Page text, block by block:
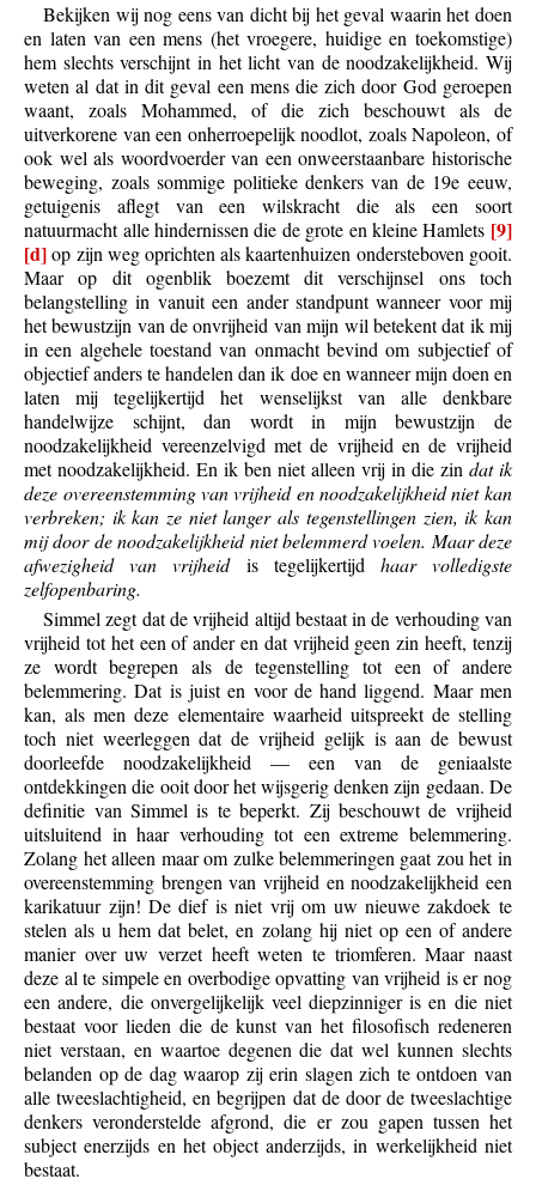
Bekijken wij nog eens van dicht bij het geval waarin het doen
en laten van een mens (het vroegere, huidige en toekomstige)
hem slechts verschijnt in het licht van de noodzakelijkheid. Wij
weten al dat in dit geval een mens die zich door God geroepen
waant, zoals Mohammed, of die zich beschouwt als de
uitverkorene van een onherroepelijk noodlot, zoals Napoleon, of
ook wel als woordvoerder van een onweerstaanbare historische
beweging, zoals sommige politieke denkers van de 19e eeuw,
getuigenis aflegt van een wilskracht die als een soort
natuurmacht alle hindernissen die de grote en kleine Hamlets [9]
[d]op zijn weg oprichten als kaartenhuizen ondersteboven gooit.
Maar op dit ogenblik boezemt dit verschijnsel ons toch
belangstelling in vanuit een ander standpunt wanneer voor mij
het bewustzijn van de onvrijheid van mijn wil betekent dat ik mij
in een algehele toestand van onmacht bevind om subjectief of
objectief anders te handelen dan ik doe en wanneer mijn doen en
laten mij tegelijkertijd het wenselijkst van alle denkbare
handelwijze schijnt, dan wordt in mijn bewustzijn de
noodzakelijkheid vereenzelvigd met de vrijheid en de vrijheid
met noodzakelijkheid. En ik ben niet alleen vrij in die zin dat ik
deze overeenstemming van vrijheid en noodzakelijkheid niet kan
verbreken; ik kan ze niet langer als tegenstellingen zien, ik kan
mij door de noodzakelijkheid niet belemmerd voelen. Maar deze
afwezigheid van vrijheidis tegelijkertijd haar volledigste
zelfopenbaring.
Simmel zegt dat de vrijheid altijd bestaat in de verhouding van
vrijheid tot het een of ander en dat vrijheid geen zin heeft, tenzij
ze wordt begrepen als de tegenstelling tot een of andere
belemmering. Dat is juist en voor de hand liggend. Maar men
kan, als men deze elementaire waarheid uitspreekt de stelling
toch niet weerleggen dat de vrijheid gelijk is aan de bewust
doorleefde noodzakelijkheid — een van de geniaalste
ontdekkingen die ooit door het wijsgerig denken zijn gedaan. De
definitie van Simmel is te beperkt. Zij beschouwt de vrijheid
uitsluitend in haar verhouding tot een extreme belemmering.
Zolang het alleen maar om zulke belemmeringen gaat zou het in
overeenstemming brengen van vrijheid en noodzakelijkheid een
karikatuur zijn! De dief is niet vrij om uw nieuwe zakdoek te
stelen als u hem dat belet, en zolang hij niet op een of andere
manier over uw verzet heeft weten te triomferen. Maar naast
deze al te simpele en overbodige opvatting van vrijheid is er nog
een andere, die onvergelijkelijk veel diepzinniger is en die niet
bestaat voor lieden die de kunst van het filosofisch redeneren
niet verstaan, en waartoe degenen die dat wel kunnen slechts
belanden op de dag waarop zij erin slagen zich te ontdoen van
alle tweeslachtigheid, en begrijpen dat de door de tweeslachtige
denkers veronderstelde afgrond, die er zou gapen tussen het
subject enerzijds en het object anderzijds, in werkelijkheid niet
bestaat.